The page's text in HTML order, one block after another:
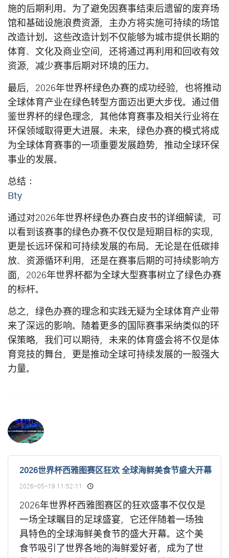
施的后期利用。为了避免因赛事结束后遗留的废弃场
馆和基础设施浪费资源，主办方将实施可持续的场馆
改造计划。这些改造计划不仅能够为城市提供长期的
体育、文化及商业空间，还将通过再利用和回收有效
资源，减少赛事后期对环境的压力。
最后，2026年世界杯绿色办赛的成功经验，也将推动
全球体育产业在绿色转型方面迈出更大步伐。通过借
鉴世界杯的绿色理念，其他体育赛事及相关行业将在
环保领域取得更大进展。未来，绿色办赛的模式将成
为全球体育赛事的一项重要发展趋势，推动全球环保
事业的发展。
总结：
Bty
通过对2026年世界杯绿色办赛白皮书的详细解读，可
以看到该赛事的绿色办赛不仅仅是短期目标的实现，
更是长远环保和可持续发展的布局。无论是在低碳排
放、资源循环利用，还是在赛事后期的可持续影响方
面，2026年世界杯都为全球大型赛事树立了绿色办赛
的标杆。
总之，绿色办赛的理念和实践无疑为全球体育产业带
来了深远的影响。随着更多的国际赛事采纳类似的环
保策略，我们可以期待，未来的体育盛会将不仅是体
育竞技的舞台，更是推动全球可持续发展的一股强大
力量。
2026世界杯西雅图赛区狂欢 全球海鲜美食节盛大开幕
2026-05-19 11:52:11
2026年世界杯西雅图赛区的狂欢盛事不仅仅是
一场全球瞩目的足球盛宴，它还伴随着一场独
具特色的全球海鲜美食节的盛大开幕。这个美
食节吸引了世界各地的海鲜爱好者，成为了世